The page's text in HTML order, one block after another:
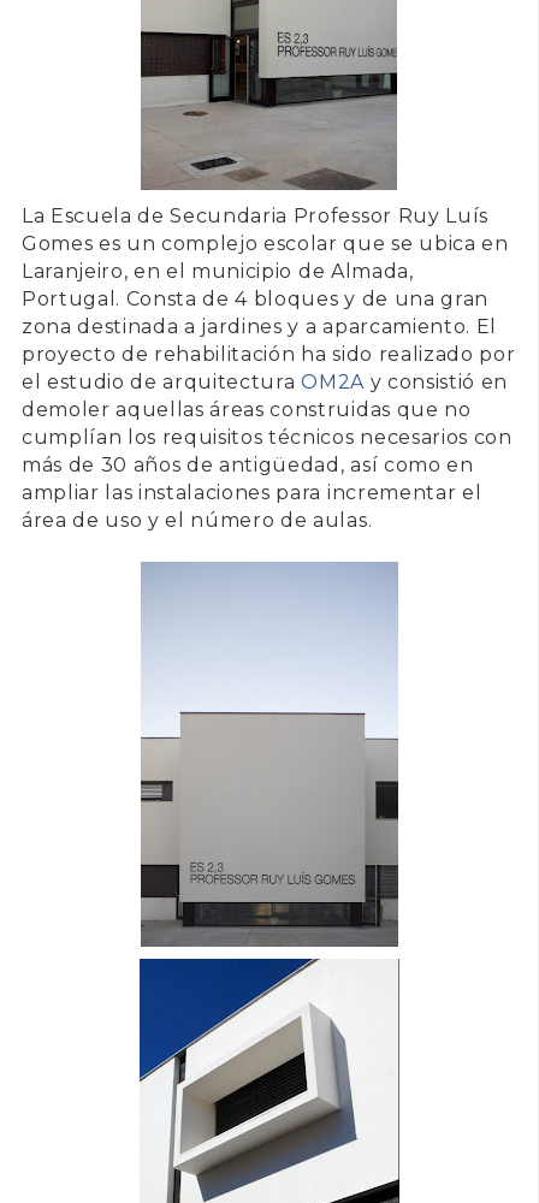
La Escuela de Secundaria Professor Ruy Luís
Gomes es un complejo escolar que se ubica en
Laranjeiro, en el municipio de Almada,
Portugal . Consta de 4 bloques y de una gran
zona destinada a jardines y a aparcamiento. El
proyecto de rehabilitación ha sido realizado por
el estudio de arquitecturaOM2A y consistió en
demoler aquellas áreas construidas que no
cumplían los requisitos técnicos necesarios con
más de 30 años de antigüedad, así como en
ampliar las instalaciones para incrementar el
área de uso y el número de aulas.